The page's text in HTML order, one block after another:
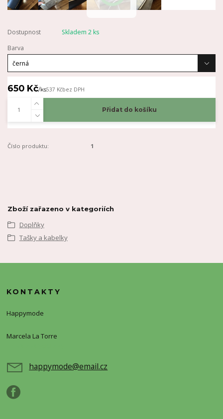
Dostupnost
Skladem 2 ks
Barva
650 Kč/ks537 Kčbez DPH
Přidat do košíku
Číslo produktu: 1
Zboží zařazeno v kategoriích
Doplňky
Tašky a kabelky
KONTAKTY
Happymode
Marcela La Torre
happymode@email.cz